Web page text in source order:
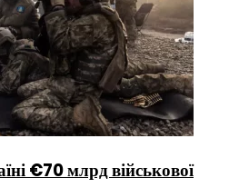
€70 млрд військової